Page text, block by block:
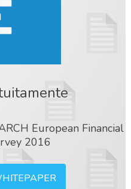
European Financial
2016